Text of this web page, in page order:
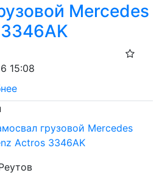
Mercedes
15:08
грузовой Mercedes
Actros 3346AK